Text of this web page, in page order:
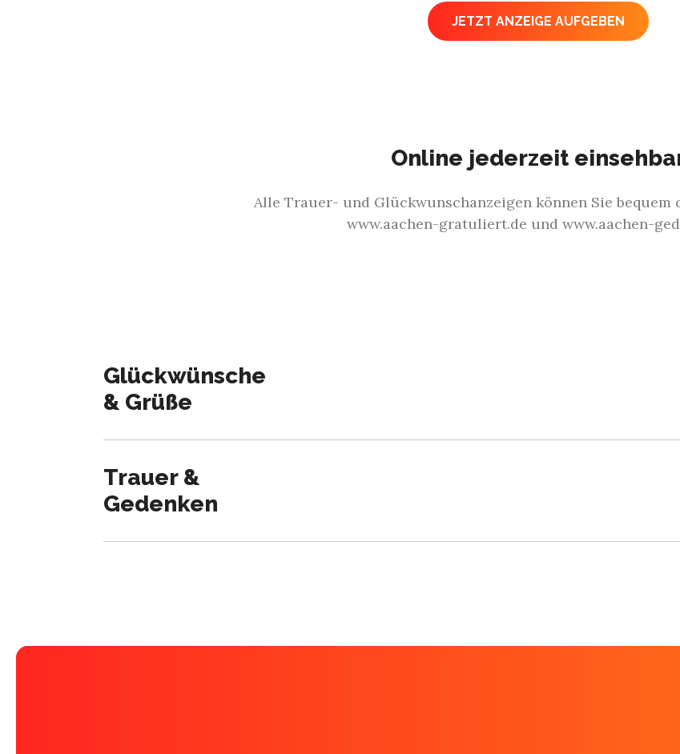
JETZT ANZEIGE AUFGEBEN
Online jederzeit
Alle Trauer- und Glückwunschanzeigen können Sie bequem
www.aachen-gratuliert.de und www.aachen-
Glückwünsche
& Grüße
Trauer &
Gedenken